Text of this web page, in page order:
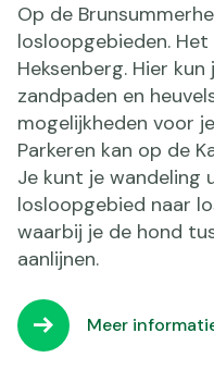
Op de
losloopgebieden.
Heksenberg. Hier
zandpaden en
mogelijkheden voor
Parkeren kan op de
Je kunt je wandeling
losloopgebied naar
waarbij je de hond
aanlijnen.
Meer